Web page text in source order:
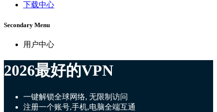
下载中心
Secondary Menu
用户中心
2026最好的VPN
一键解锁全球网络, 无限制访问
注册一个账号,手机,电脑全端互通